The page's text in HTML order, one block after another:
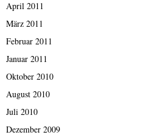
April 2011
März 2011
Februar 2011
Januar 2011
Oktober 2010
August 2010
Juli 2010
Dezember 2009